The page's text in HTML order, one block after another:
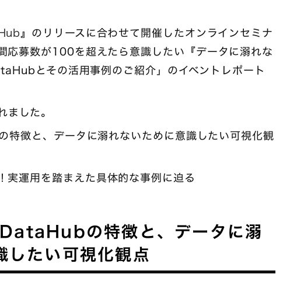
』のリリースに合わせて開催したオンラインセミナ
応募数が100を超えたら意識したい『データに溺れな
とその活用事例のご紹介」のイベントレポート
した。
徴と、データに溺れないために意識したい可視化観
実運用を踏まえた具体的な事例に迫る
の特徴と、データに溺
したい可視化観点